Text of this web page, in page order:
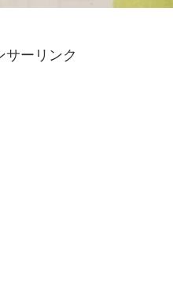
サーリンク